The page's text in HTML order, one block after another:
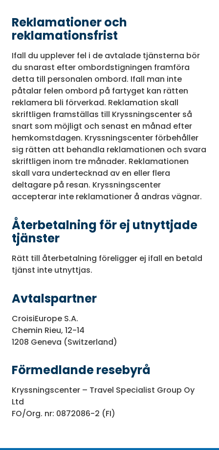
Reklamationer och
reklamationsfrist
Ifall du upplever fel i de avtalade tjänsterna bör
du snarast efter ombordstigningen framföra
detta till personalen ombord. Ifall man inte
påtalar felen ombord på fartyget kan rätten
reklamera bli förverkad. Reklamation skall
skriftligen framställas till Kryssningscenter så
snart som möjligt och senast en månad efter
hemkomstdagen. Kryssningscenter förbehåller
sig rätten att behandla reklamationen och svara
skriftligen inom tre månader. Reklamationen
skall vara undertecknad av en eller flera
deltagare på resan. Kryssningscenter
accepterar inte reklamationer å andras vägnar.
Återbetalning för ej utnyttjade
tjänster
Rätt till återbetalning föreligger ej ifall en betald
tjänst inte utnyttjas.
Avtalspartner
CroisiEurope S.A.
Chemin Rieu, 12-14
1208 Geneva (Switzerland)
Förmedlande resebyrå
Kryssningscenter – Travel Specialist Group Oy
Ltd
FO/Org. nr: 0872086-2 (FI)